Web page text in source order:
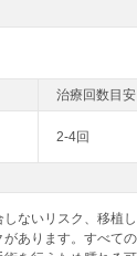
2-4回
ないリスク、移植
あります。すべて